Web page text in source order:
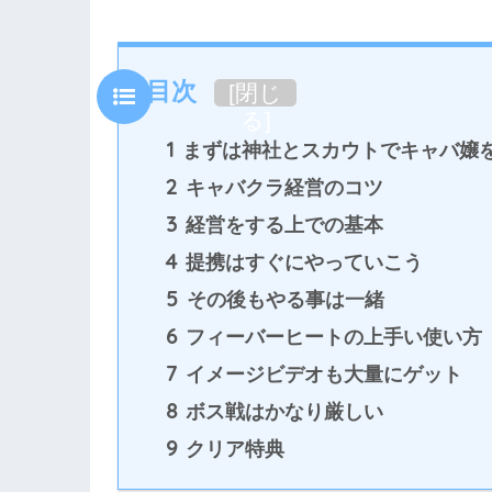
目次 [閉じ
1 まずは神社とスカウトでキャバ嬢
2 キャバクラ経営のコツ
3 経営をする上での基本
4 提携はすぐにやっていこう
5 その後もやる事は一緒
6 フィーバーヒートの上手い使い方
7 イメージビデオも大量にゲット
8 ボス戦はかなり厳しい
9 クリア特典